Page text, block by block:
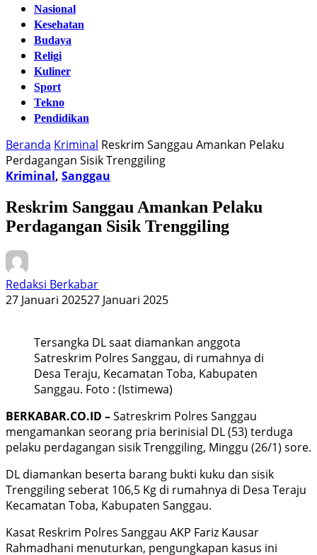
Nasional
Kesehatan
Budaya
Religi
Kuliner
Sport
Tekno
Pendidikan
Beranda Kriminal Reskrim Sanggau Amankan Pelaku
Perdagangan Sisik Trenggiling
Kriminal, Sanggau
Reskrim Sanggau Amankan Pelaku
Perdagangan Sisik Trenggiling
Redaksi Berkabar
27 Januari 202527 Januari 2025
Tersangka DL saat diamankan anggota
Satreskrim Polres Sanggau, di rumahnya di
Desa Teraju, Kecamatan Toba, Kabupaten
Sanggau. Foto : (Istimewa)
BERKABAR.CO.ID –Satreskrim Polres Sanggau
mengamankan seorang pria berinisial DL (53) terduga
pelaku perdagangan sisik Trenggiling, Minggu (26/1) sore.
DL diamankan beserta barang bukti kuku dan sisik
Trenggiling seberat 106,5 Kg di rumahnya di Desa Teraju
Kecamatan Toba, Kabupaten Sanggau.
Kasat Reskrim Polres Sanggau AKP Fariz Kausar
Rahmadhani menuturkan, pengungkapan kasus ini